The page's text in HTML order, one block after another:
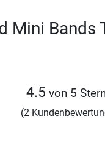
Mini Bands
4.5 von 5
(2